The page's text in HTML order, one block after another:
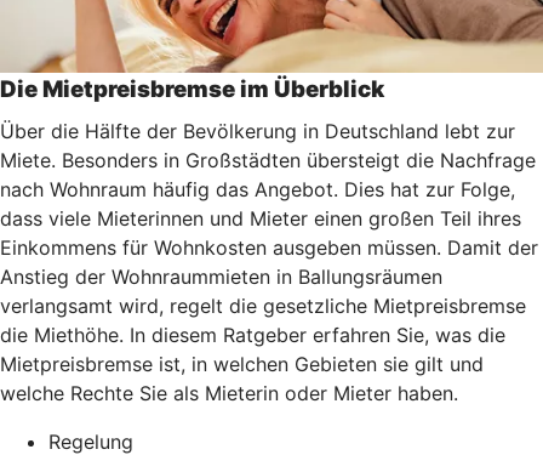
Die Mietpreisbremse im Überblick
Über die Hälfte der Bevölkerung in Deutschland lebt zur
Miete. Besonders in Großstädten übersteigt die Nachfrage
nach Wohnraum häufig das Angebot. Dies hat zur Folge,
dass viele Mieterinnen und Mieter einen großen Teil ihres
Einkommens für Wohnkosten ausgeben müssen. Damit der
Anstieg der Wohnraummieten in Ballungsräumen
verlangsamt wird, regelt die gesetzliche Mietpreisbremse
die Miethöhe. In diesem Ratgeber erfahren Sie, was die
Mietpreisbremse ist, in welchen Gebieten sie gilt und
welche Rechte Sie als Mieterin oder Mieter haben.
Regelung